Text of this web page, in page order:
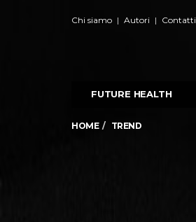
Chi siamo Autori Contatti
FUTURE HEALTH
HOME TREND